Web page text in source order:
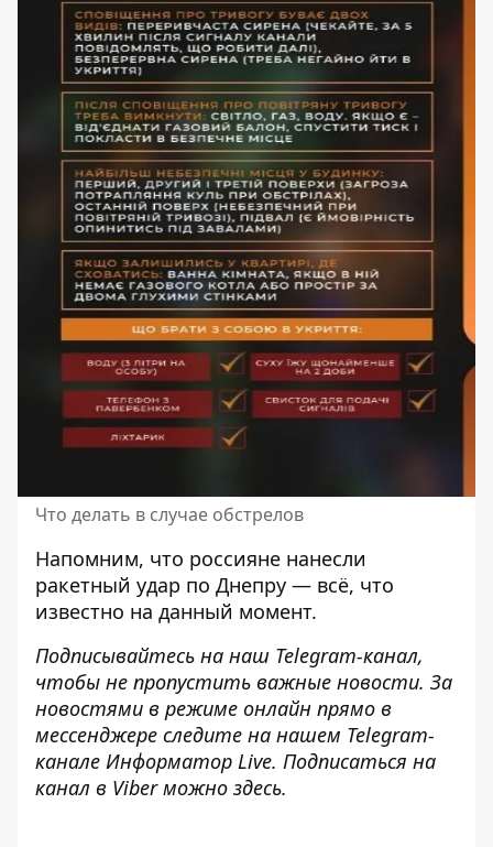
Что делать в случае обстрелов
Напомним, что россияне нанесли
ракетный удар по Днепру — всё, что
известно на данный момент.
Подписывайтесь на наш Telegram-канал,
чтобы не пропустить важные новости. За
новостями в режиме онлайн прямо в
мессенджере следите на нашем Telegram-
канале Информатор Live. Подписаться на
канал в Viber можно здесь.